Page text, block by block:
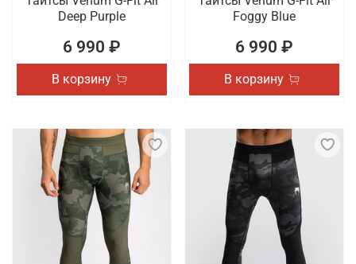
Deep Purple
6 990 ₽
В корзину
Foggy Blue
6 990 ₽
В корзину